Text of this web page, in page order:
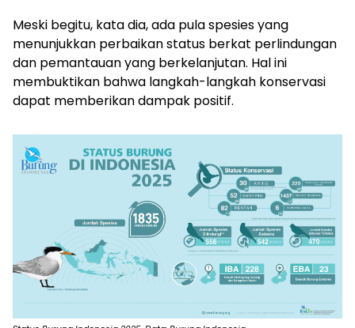
Meski begitu, kata dia, ada pula spesies yang
menunjukkan perbaikan status berkat perlindungan
dan pemantauan yang berkelanjutan. Hal ini
membuktikan bahwa langkah-langkah konservasi
dapat memberikan dampak positif.